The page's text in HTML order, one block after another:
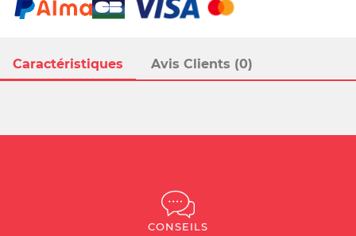
Caractéristiques Avis Clients (0)
CONSEILS